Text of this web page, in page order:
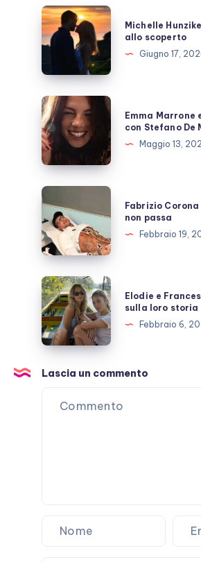
Michelle
Hunziker
e
Berruti
allo
scoperto
Michelle
allo scoperto
Giugno 17,
Emma
Marrone
e
l’amicizia
costruita
con
Stefano
De
Martino
Emma Marrone
con Stefano De
Maggio 13,
Fabrizio
Corona
e
la
malattia
che
non
passa
Fabrizio
non passa
Febbraio 19,
Elodie
e
Franceska
Nuredini,
punto
sulla
Elodie e
sulla loro storia
Febbraio 6,
Lascia un commento